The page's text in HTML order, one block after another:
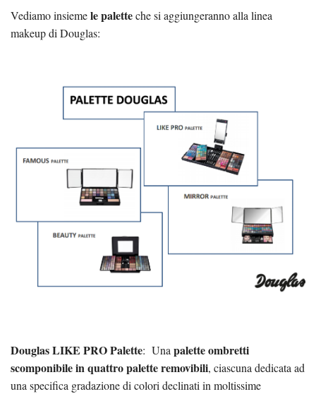
Vediamo insiemele paletteche si aggiungeranno alla linea
makeup di Douglas:
Douglas LIKE PRO Palette: Unapalette ombretti
scomponibile in quattro palette removibili, ciascuna dedicata ad
una specifica gradazione di colori declinati in moltissime